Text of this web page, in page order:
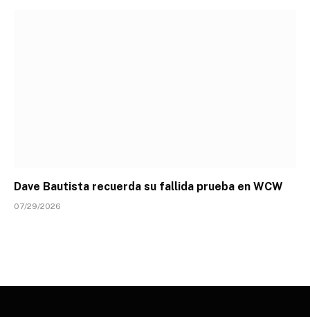
Dave Bautista recuerda su fallida prueba en WCW
07/29/2026